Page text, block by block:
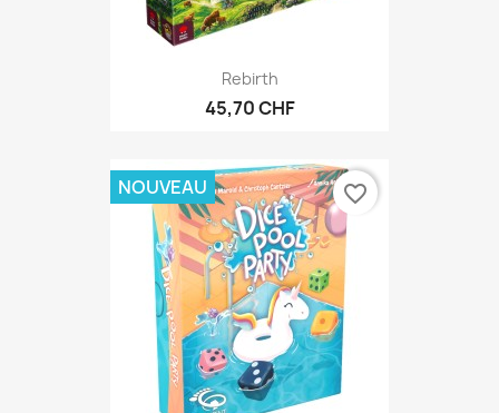
Rebirth
45,70 CHF
NOUVEAU favorite_border